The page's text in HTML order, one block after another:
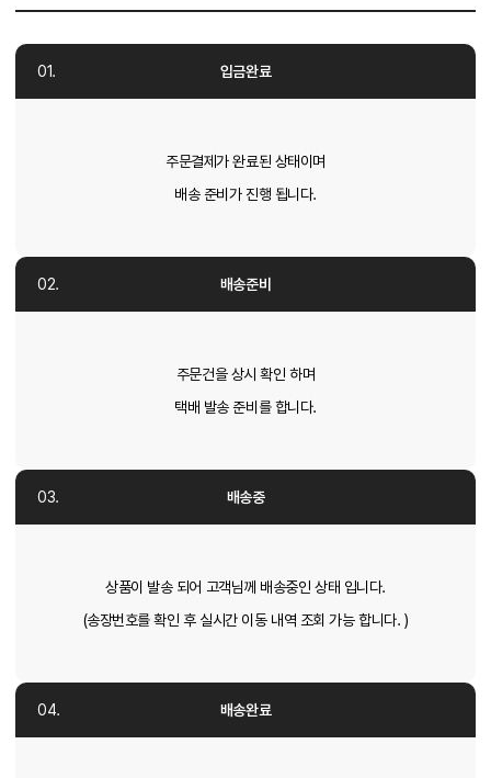
입금완료
주문결제가 완료된 상태이며
배송 준비가 진행 됩니다.
배송준비
주문건을 상시 확인 하며
택배 발송 준비를 합니다.
배송중
상품이 발송 되어 고객님께 배송중인 상태 입니다.
(송장번호를 확인 후 실시간 이동 내역 조회 가능 합니다. )
배송완료